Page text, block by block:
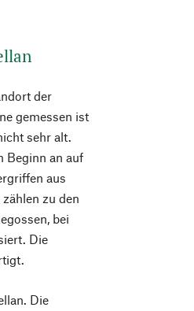
der
gemessen ist
sehr alt.
Beginn an auf
aus
zu den
bei
Die
Die